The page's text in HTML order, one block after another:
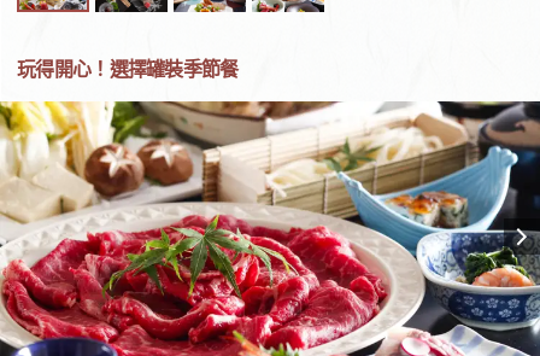
玩得開心！選擇罐裝季節餐